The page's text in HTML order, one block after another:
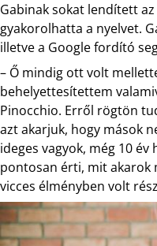
Gabinak sokat lendített
gyakorolhatta a nyelvet.
illetve a Google fordító
– Ő mindig ott volt
behelyettesítettem
Pinocchio. Erről rögtön
azt akarjuk, hogy mások
ideges vagyok, még 10
pontosan érti, mit akarok
vicces élményben volt